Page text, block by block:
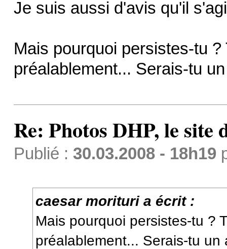
Je suis aussi d'avis qu'il
Mais pourquoi persistes-tu
préalablement... Serais-tu
Re: Photos DHP, le site
Publié : 30.03.2008 - 18h19
caesar morituri a écrit :
Mais pourquoi persistes-tu ?
préalablement... Serais-tu